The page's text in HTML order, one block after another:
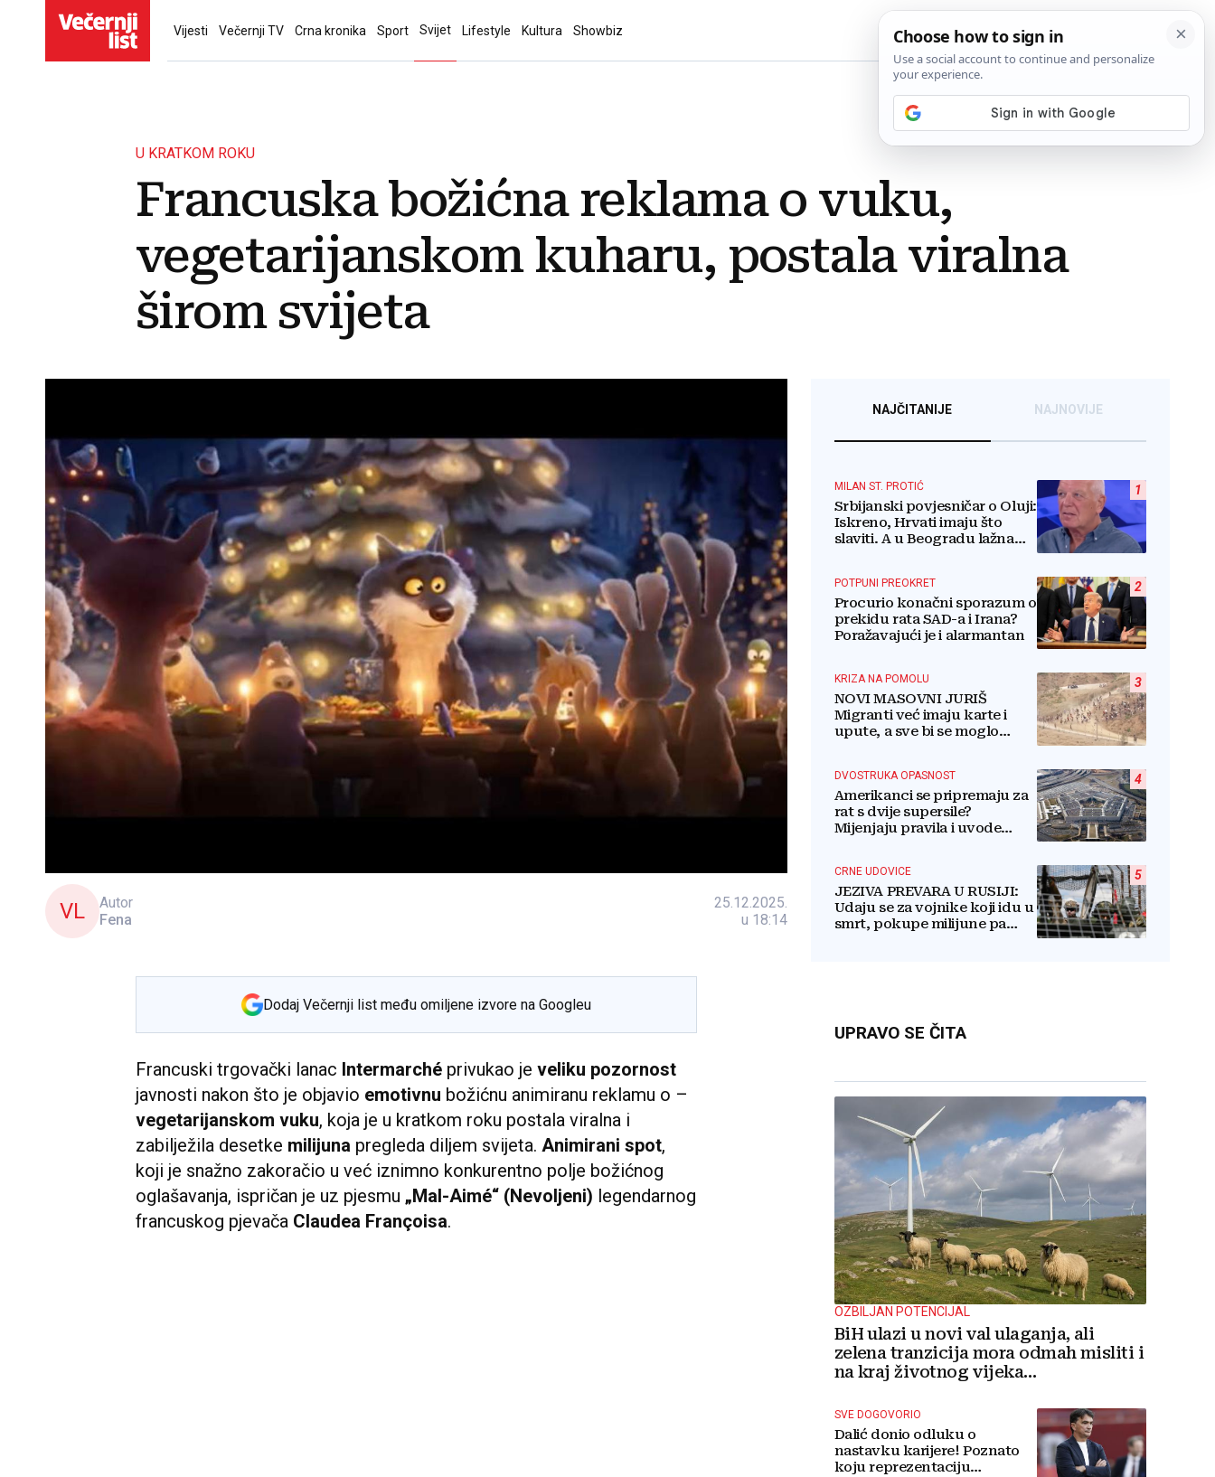
Vijesti Večernji TV Crna kronika Sport Svijet Lifestyle Kultura Showbiz
U KRATKOM ROKU
Francuska božićna reklama o vuku,
vegetarijanskom kuharu, postala viralna
širom svijeta
VL
Autor
Fena
25.12.2025.
u 18:14
Dodaj Večernji list među omiljene izvore na Googleu
Francuski trgovački lanac Intermarché privukao je veliku pozornost
javnosti nakon što je objavio emotivnu božićnu animiranu reklamu o –
vegetarijanskom vuku, koja je u kratkom roku postala viralna i
zabilježila desetke milijuna pregleda diljem svijeta. Animirani spot,
koji je snažno zakoračio u već iznimno konkurentno polje božićnog
oglašavanja, ispričan je uz pjesmu „Mal-Aimé“ (Nevoljeni) legendarnog
francuskog pjevača Claudea Françoisa.
NAJČITANIJE NAJNOVIJE
1
MILAN ST. PROTIĆ
Srbijanski povjesničar o Oluji:
Iskreno, Hrvati imaju što
slaviti. A u Beogradu lažna
2
POTPUNI PREOKRET
Procurio konačni sporazum o
prekidu rata SAD-a i Irana?
Poražavajući je i alarmantan
3
KRIZA NA POMOLU
NOVI MASOVNI JURIŠ
Migranti već imaju karte i
upute, a sve bi se moglo
4
DVOSTRUKA OPASNOST
Amerikanci se pripremaju za
rat s dvije supersile?
Mijenjaju pravila i uvode
5
CRNE UDOVICE
JEZIVA PREVARA U RUSIJI:
Udaju se za vojnike koji idu u
smrt, pokupe milijune pa
UPRAVO SE ČITA
OZBILJAN POTENCIJAL
BiH ulazi u novi val ulaganja, ali
zelena tranzicija mora odmah misliti i
na kraj životnog vijeka
SVE DOGOVORIO
Dalić donio odluku o
nastavku karijere! Poznato
koju reprezentaciju